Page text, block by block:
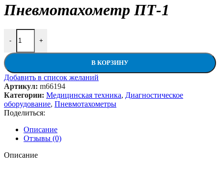
Пневмотахометр ПТ-1
-
Количество товара Пневмотахометр ПТ-1
+
В КОРЗИНУ
Добавить в список желаний
Артикул: m66194
Категории: Медицинская техника, Диагностическое
оборудование, Пневмотахометры
Поделиться:
Описание
Отзывы (0)
Описание